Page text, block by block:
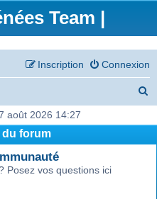
Team |
Connexion
Inscription
août 2026 14:27
forum
Posez vos questions ici